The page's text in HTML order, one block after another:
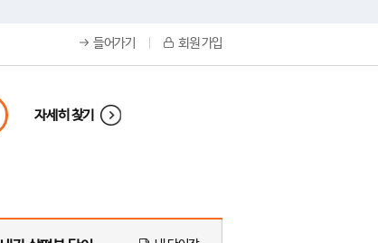
들어가기 회원 가입
자세히 찾기